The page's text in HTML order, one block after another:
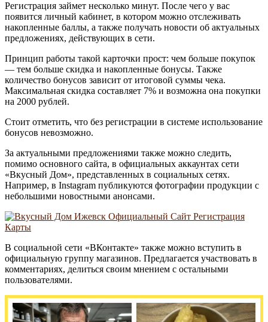
Регистрация займет несколько минут. После чего у вас
появится личный кабинет, в котором можно отслеживать
накопленные баллы, а также получать новости об актуальных
предложениях, действующих в сети.
Принцип работы такой карточки прост: чем больше покупок
— тем больше скидка и накопленные бонусы. Также
количество бонусов зависит от итоговой суммы чека.
Максимальная скидка составляет 7% и возможна она покупки
на 2000 рублей.
Стоит отметить, что без регистрации в системе использование
бонусов невозможно.
За актуальными предложениями также можно следить,
помимо основного сайта, в официальных аккаунтах сети
«Вкусный Дом», представленных в социальных сетях.
Например, в Instagram публикуются фотографии продукции с
небольшими новостными анонсами.
В социальной сети «ВКонтакте» также можно вступить в
официальную группу магазинов. Предлагается участвовать в
комментариях, делиться своим мнением с остальными
пользователями.